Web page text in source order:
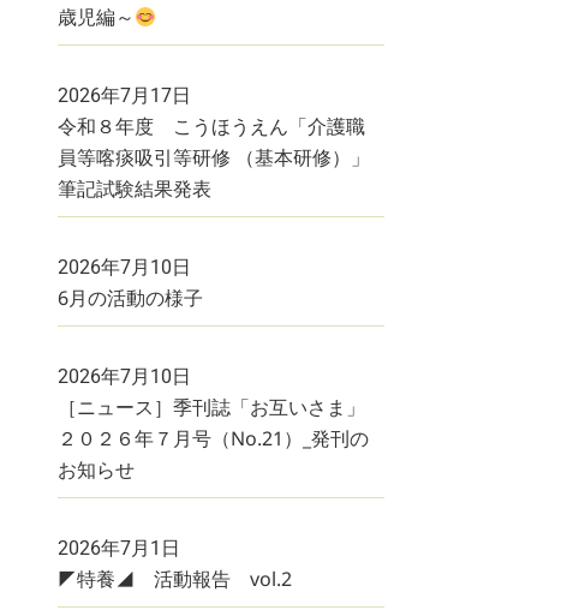
歳児編～
2026年7月17日
令和８年度 こうほうえん「介護職
員等喀痰吸引等研修 （基本研修）」
筆記試験結果発表
2026年7月10日
6月の活動の様子
2026年7月10日
［ニュース］季刊誌「お互いさま」
２０２６年７月号（No.21）_発刊の
お知らせ
2026年7月1日
◤特養◢ 活動報告 vol.2